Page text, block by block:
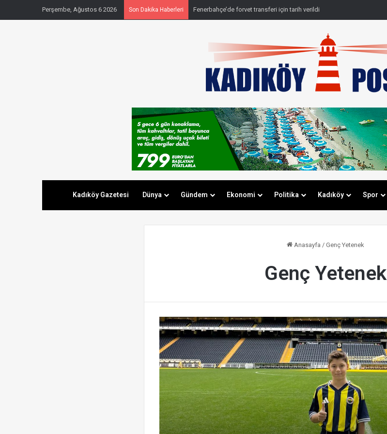
Perşembe, Ağustos 6 2026 Son Dakika Haberleri Fenerbahçe’de forvet transferi için tarih verildi
Kadıköy Gazetesi Dünya Gündem Ekonomi Politika Kadıköy Spor
Anasayfa / Genç Yetenek
Genç Yetenek